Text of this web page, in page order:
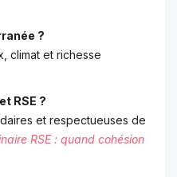
?
climat et richesse
RSE ?
et respectueuses de
RSE : quand cohésion